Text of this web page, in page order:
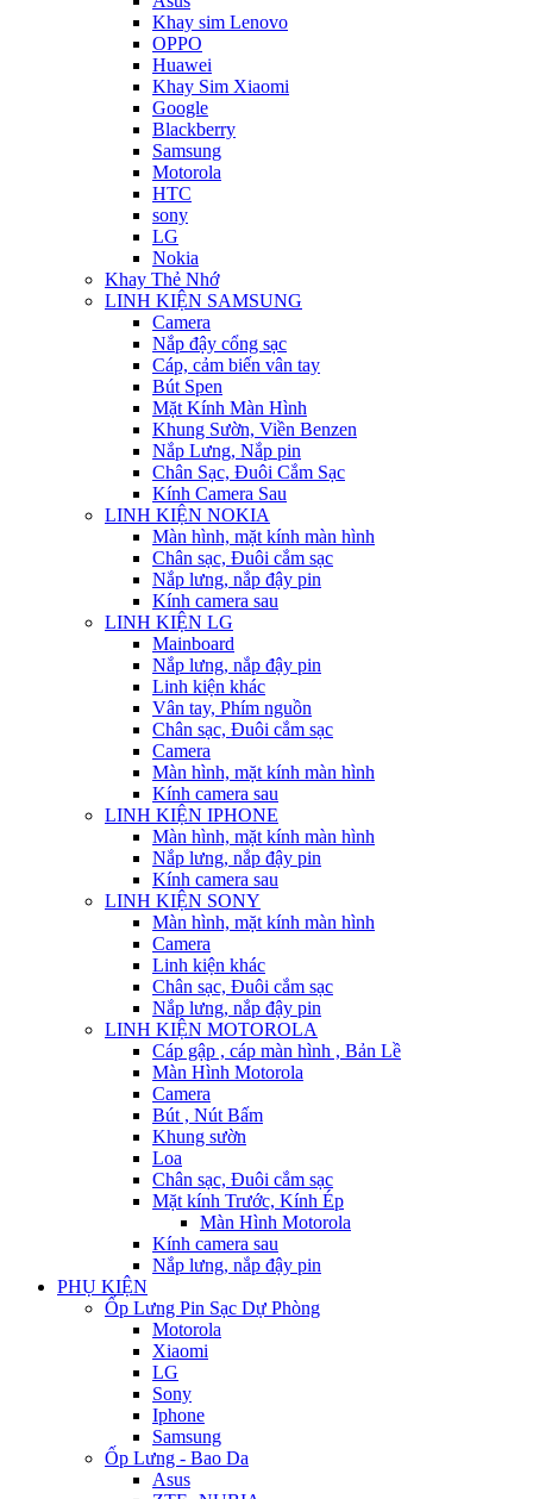
Khay sim Lenovo
OPPO
Huawei
Khay Sim Xiaomi
Google
Blackberry
Samsung
Motorola
HTC
sony
LG
Nokia
Khay Thẻ Nhớ
LINH KIỆN SAMSUNG
Camera
Nắp đậy cổng sạc
Cáp, cảm biến vân tay
Bút Spen
Mặt Kính Màn Hình
Khung Sườn, Viền Benzen
Nắp Lưng, Nắp pin
Chân Sạc, Đuôi Cắm Sạc
Kính Camera Sau
LINH KIỆN NOKIA
Màn hình, mặt kính màn hình
Chân sạc, Đuôi cắm sạc
Nắp lưng, nắp đậy pin
Kính camera sau
LINH KIỆN LG
Mainboard
Nắp lưng, nắp đậy pin
Linh kiện khác
Vân tay, Phím nguồn
Chân sạc, Đuôi cắm sạc
Camera
Màn hình, mặt kính màn hình
Kính camera sau
LINH KIỆN IPHONE
Màn hình, mặt kính màn hình
Nắp lưng, nắp đậy pin
Kính camera sau
LINH KIỆN SONY
Màn hình, mặt kính màn hình
Camera
Linh kiện khác
Chân sạc, Đuôi cắm sạc
Nắp lưng, nắp đậy pin
LINH KIỆN MOTOROLA
Cáp gập , cáp màn hình , Bản Lề
Màn Hình Motorola
Camera
Bút , Nút Bấm
Khung sườn
Loa
Chân sạc, Đuôi cắm sạc
Mặt kính Trước, Kính Ép
Màn Hình Motorola
Kính camera sau
Nắp lưng, nắp đậy pin
PHỤ KIỆN
Ốp Lưng Pin Sạc Dự Phòng
Motorola
Xiaomi
LG
Sony
Iphone
Samsung
Ốp Lưng - Bao Da
Asus